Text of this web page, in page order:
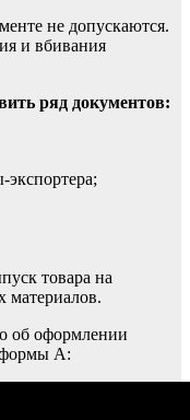
не допускаются.
и вбивания
ряд документов:
товара на
материалов.
об оформлении
формы А: